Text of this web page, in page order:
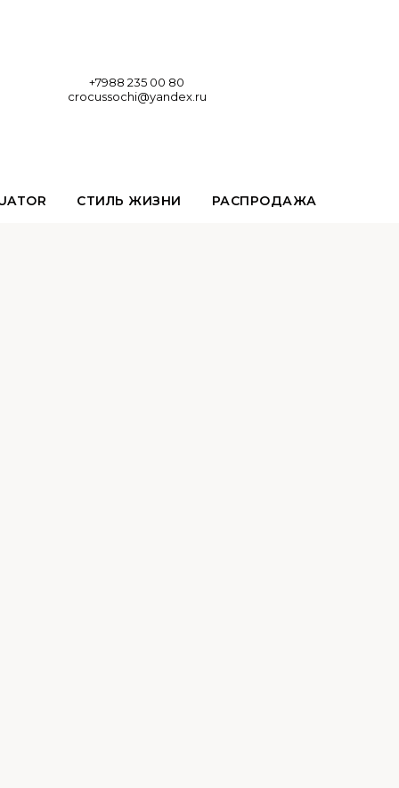
+7988 235 00 80
crocussochi@yandex.ru
СТИЛЬ ЖИЗНИ РАСПРОДАЖА